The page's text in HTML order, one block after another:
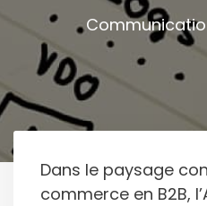
Dans le paysage
commerce en B2B,